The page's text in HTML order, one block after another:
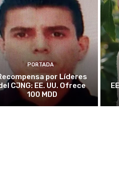
PORTADA
por Líderes
CJNG: EE. UU. Ofrece
100 MDD